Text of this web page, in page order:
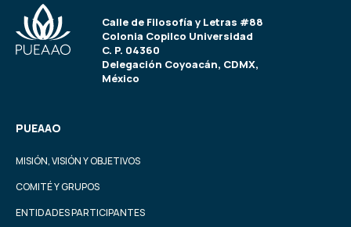
Calle de Filosofía y Letras #88
Colonia Copilco Universidad
C. P. 04360
Delegación Coyoacán, CDMX,
México
PUEAAO
MISIÓN, VISIÓN Y OBJETIVOS
COMITÉ Y GRUPOS
ENTIDADES PARTICIPANTES